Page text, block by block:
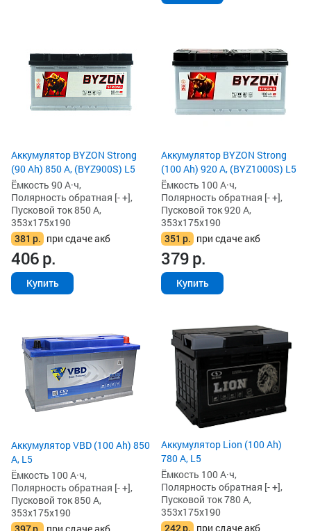
Аккумулятор BYZON Strong
(90 Ah) 850 А, (BYZ900S) L5
Ёмкость 90 А·ч,
Полярность обратная [- +],
Пусковой ток 850 А,
353x175x190
381 р. при сдаче акб
406р.
Купить
Аккумулятор BYZON Strong
(100 Ah) 920 А, (BYZ1000S) L5
Ёмкость 100 А·ч,
Полярность обратная [- +],
Пусковой ток 920 А,
353x175x190
351 р. при сдаче акб
379р.
Купить
Аккумулятор VBD (100 Ah) 850
А, L5
Ёмкость 100 А·ч,
Полярность обратная [- +],
Пусковой ток 850 А,
353x175x190
397р. при сдаче акб
Аккумулятор Lion (100 Ah)
780 А, L5
Ёмкость 100 А·ч,
Полярность обратная [- +],
Пусковой ток 780 А,
353x175x190
242р. при сдаче акб